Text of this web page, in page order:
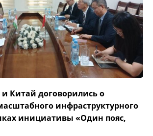
Китай договорились о
инфраструктурного
инициативы «Один пояс,